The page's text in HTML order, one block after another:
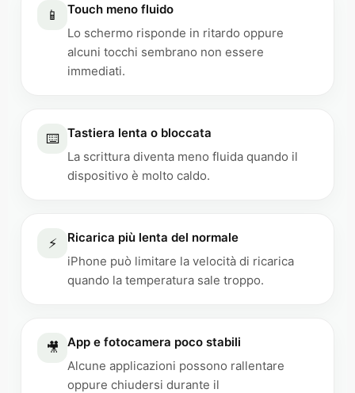
📱
Touch meno fluido
Lo schermo risponde in ritardo oppure
alcuni tocchi sembrano non essere
immediati.
⌨️ Tastiera lenta o bloccata
La scrittura diventa meno fluida quando il
dispositivo è molto caldo.
⚡
Ricarica più lenta del normale
iPhone può limitare la velocità di ricarica
quando la temperatura sale troppo.
🎥
App e fotocamera poco stabili
Alcune applicazioni possono rallentare
oppure chiudersi durante il